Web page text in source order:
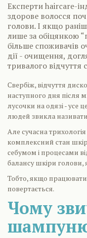
Експерти haircare-
здорове волосся
голови. І якщо
лише за обіцянкою
більше споживачів
дії - очищення,
тривалого відчуття
Свербіж, відчуття
наступного дня після
лусочки на одязі - усе
людей звикла
Але сучасна
комплексний стан
себумом і процесами
балансу шкіри голови,
Тобто, якщо
повертається.
Чому